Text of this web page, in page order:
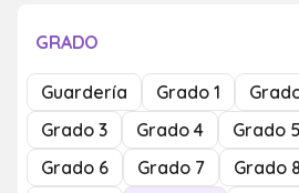
GRADO
Guardería Grado 1
Grado 3
Grado 4
Grado 5
Grado 6
Grado 7
Grado 8